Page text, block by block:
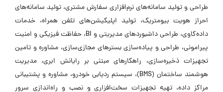
طراحی و تولید سامانه‌های نرم‌افزاری سفارش مشتری، تولید سامانه‌های
احراز هویت بیومتریک، تولید اپلیکیشن‌های تلفن همراه، خدمات
داده‌کاوی، طراحی داشبوردهای مدیریتی و BI، حفاظت فیزیکی و امنیت
پیرامونی، طراحی و پیاده‌سازی بسترهای مجازی‌سازی، مشاوره و تامین
تجهیزات ذخیره‌سازی، راهکارهای مبتنی بر رایانش ابری، مدیریت
هوشمند ساختمان (BMS)، سیستم ردیابی خودرو، مشاوره و پشتیبانی
مراکز داده، تهیه تجهیزات سخت‌افزاری و نصب و راه‌اندازی سرور